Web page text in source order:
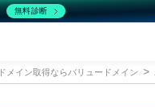
ドメイン取得ならバリュードメイン
無料診断